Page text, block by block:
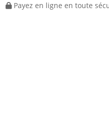
Payez en ligne en toute